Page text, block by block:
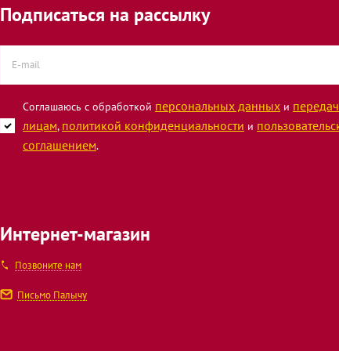
Подписаться на рассылку
Соглашаюсь с обработкой персональных данных и
лицам, политикой конфиденциальности и
соглашением.
Интернет-магазин
Позвоните нам
Письмо Палычу